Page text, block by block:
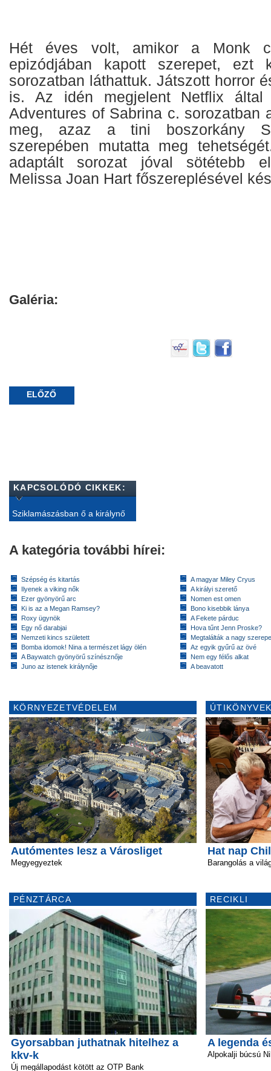
Hét éves volt, amikor a Monk
epizódjában kapott szerepet, ezt
sorozatban láthattuk. Játszott horror
is. Az idén megjelent Netflix által
Adventures of Sabrina c. sorozatban
meg, azaz a tini boszorkány
szerepében mutatta meg
adaptált sorozat jóval sötétebb
Melissa Joan Hart főszereplésével
Galéria:
ELŐZŐ
KAPCSOLÓDÓ CIKKEK:
Sziklamászásban ő a királynő
A kategória további hírei:
Szépség és kitartás
Ilyenek a viking nők
Ezer gyönyörű arc
Ki is az a Megan Ramsey?
Roxy ügynök
Egy nő darabjai
Nemzeti kincs született
Bomba idomok! Nina a természet lágy ölén
A Baywatch gyönyörű színésznője
Juno az istenek királynője
A magyar Miley Cryus
A királyi szerető
Nomen est omen
Bono kisebbik lánya
A Fekete párduc
Hova tűnt Jenn Proske?
Megtalálták a nagy
Az egyik gyűrű az övé
Nem egy félős alkat
A beavatott
KÖRNYEZETVÉDELEM
Autómentes lesz a Városliget
Megyegyeztek
PÉNZTÁRCA
Gyorsabban juthatnak hitelhez a
kkv-k
Új megállapodást kötött az OTP Bank
Hat nap
Barangolás a
RECIKLI
A legenda
Alpokalji búcsú